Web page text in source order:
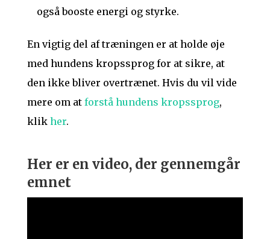
også booste energi og styrke.
En vigtig del af træningen er at holde øje
med hundens kropssprog for at sikre, at
den ikke bliver overtrænet. Hvis du vil vide
mere om at forstå hundens kropssprog,
klik her.
Her er en video, der gennemgår
emnet